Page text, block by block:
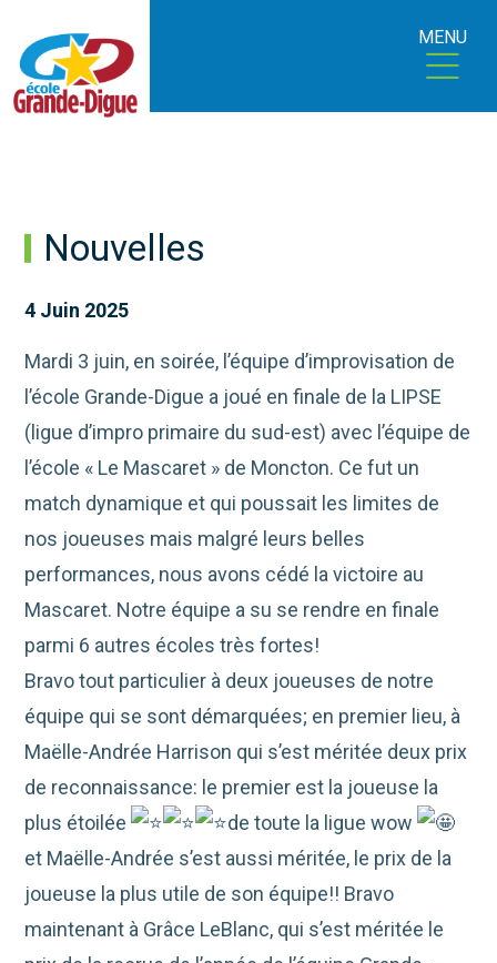
MENU
Nouvelles
4 Juin 2025
Mardi 3 juin, en soirée, l’équipe d’improvisation de
l’école Grande-Digue a joué en finale de la LIPSE
(ligue d’impro primaire du sud-est) avec l’équipe de
l’école « Le Mascaret » de Moncton. Ce fut un
match dynamique et qui poussait les limites de
nos joueuses mais malgré leurs belles
performances, nous avons cédé la victoire au
Mascaret. Notre équipe a su se rendre en finale
parmi 6 autres écoles très fortes!
Bravo tout particulier à deux joueuses de notre
équipe qui se sont démarquées; en premier lieu, à
Maëlle-Andrée Harrison qui s’est méritée deux prix
de reconnaissance: le premier est la joueuse la
plus étoilée
de toute la ligue wow
et Maëlle-Andrée s’est aussi méritée, le prix de la
joueuse la plus utile de son équipe!! Bravo
maintenant à Grâce LeBlanc, qui s’est méritée le